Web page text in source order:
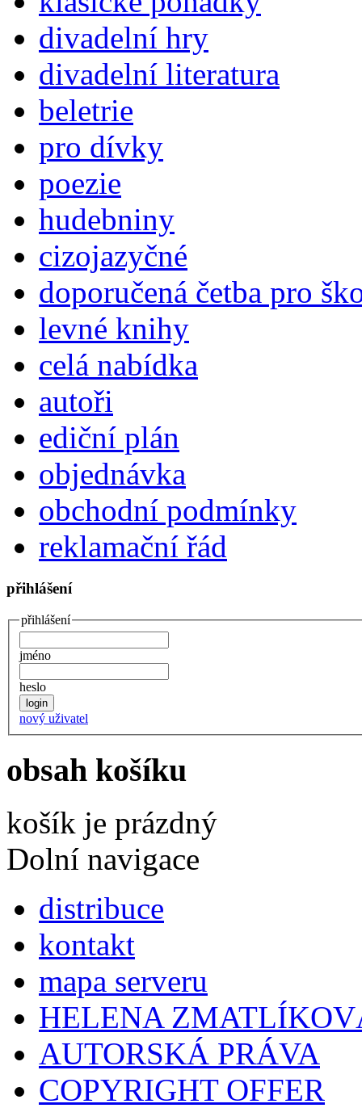
divadelní hry
divadelní literatura
beletrie
pro dívky
poezie
hudebniny
cizojazyčné
doporučená četba pro
levné knihy
celá nabídka
autoři
ediční plán
objednávka
obchodní podmínky
reklamační řád
přihlášení
přihlášení
jméno
heslo
nový uživatel
obsah košíku
košík je prázdný
Dolní navigace
distribuce
kontakt
mapa serveru
HELENA
AUTORSKÁ PRÁVA
COPYRIGHT OFFER